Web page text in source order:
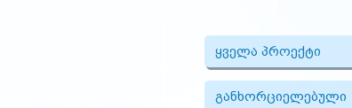
ყველა პროექტი
განხორციელებული